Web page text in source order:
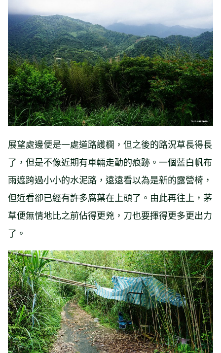
展望處邊便是一處道路護欄，但之後的路況草長得長
了，但是不像近期有車輛走動的痕跡。一個藍白帆布
雨遮跨過小小的水泥路，遠遠看以為是新的露營椅，
但近看卻已經有許多腐葉在上頭了。由此再往上，茅
草便無情地比之前佔得更兇，刀也要揮得更多更出力
了。